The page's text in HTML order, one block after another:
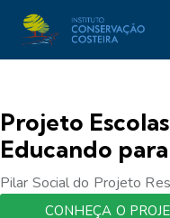
Projeto
Educando
Pilar Social do Projeto
CONHEÇA O